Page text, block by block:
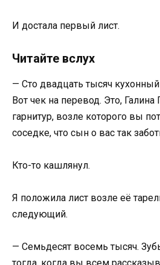
И достала первый лист.
Читайте вслух
— Сто двадцать тысяч кухонный
Вот чек на перевод. Это,
гарнитур, возле которого вы
соседке, что сын о вас так
Кто-то кашлянул.
Я положила лист возле её
следующий.
— Семьдесят восемь тысяч.